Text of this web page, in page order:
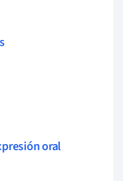
oral